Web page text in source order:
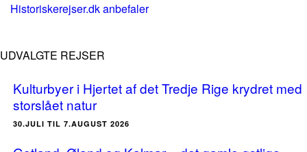
Historiskerejser.dk anbefaler
UDVALGTE REJSER
Kulturbyer i Hjertet af det Tredje Rige krydret med
storslået natur
30.JULI TIL 7.AUGUST 2026